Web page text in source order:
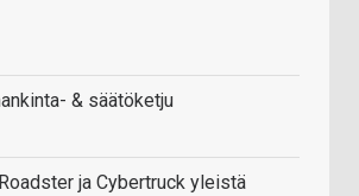
& säätöketju
ja Cybertruck yleistä